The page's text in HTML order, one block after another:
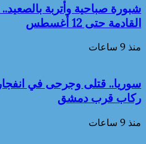
شبورة صباحية وأتربة
القادمة حتى 12 أغسطس
منذ 9 ساعات
سوريا.. قتلى وجرحى في
ركاب قرب دمشق
منذ 9 ساعات